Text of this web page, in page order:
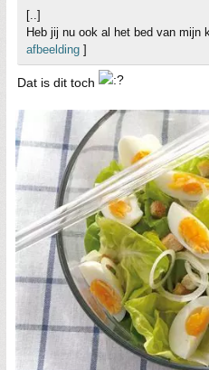
[..]
Heb jij nu ook al het bed van mijn
afbeelding ]
Dat is dit toch